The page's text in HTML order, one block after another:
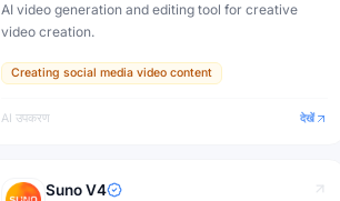
AI video generation and editing tool for creative
video creation.
Creating social media video content
AI उपकरण देखें
Suno V4